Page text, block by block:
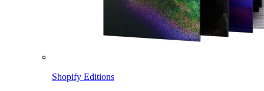
Shopify Editions